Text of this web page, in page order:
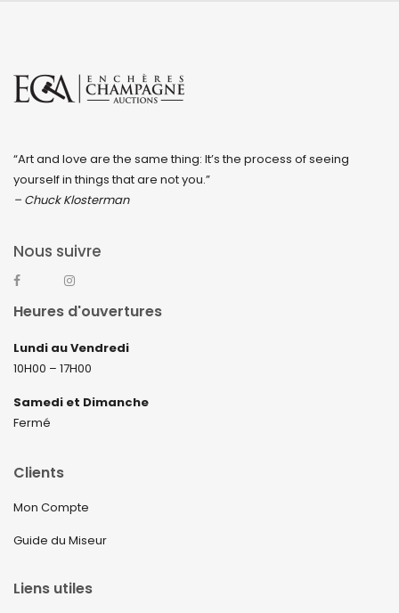
“Art and love are the same thing: It’s the process of seeing
yourself in things that are not you.”
– Chuck Klosterman
Nous suivre
Heures d'ouvertures
Lundi au Vendredi
10H00 – 17H00
Samedi et Dimanche
Fermé
Clients
Mon Compte
Guide du Miseur
Liens utiles